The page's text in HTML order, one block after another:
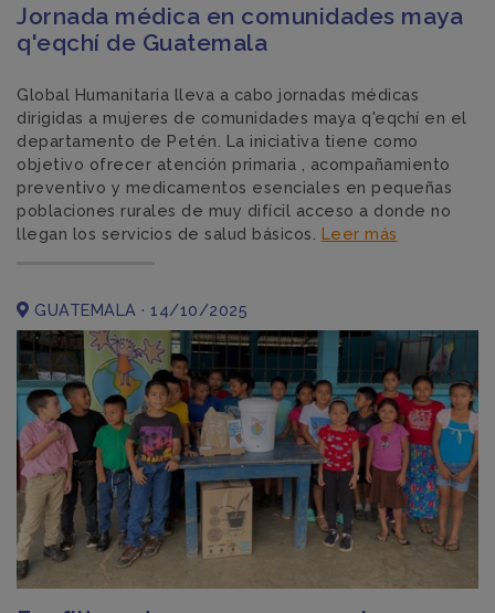
Jornada médica en comunidades maya
q'eqchí de Guatemala
Global Humanitaria lleva a cabo jornadas médicas
dirigidas a mujeres de comunidades maya q'eqchí en el
departamento de Petén. La iniciativa tiene como
objetivo ofrecer atención primaria , acompañamiento
preventivo y medicamentos esenciales en pequeñas
poblaciones rurales de muy difícil acceso a donde no
llegan los servicios de salud básicos. Leer más
GUATEMALA · 14/10/2025